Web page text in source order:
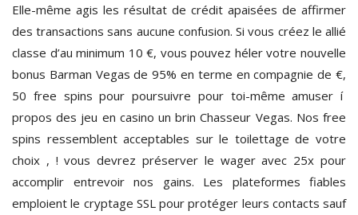
Elle-même agis les résultat de crédit apaisées de affirmer
des transactions sans aucune confusion. Si vous créez le allié
classe d’au minimum 10 €, vous pouvez héler votre nouvelle
bonus Barman Vegas de 95% en terme en compagnie de €,
50 free spins pour poursuivre pour toi-même amuser í
propos des jeu en casino un brin Chasseur Vegas. Nos free
spins ressemblent acceptables sur le toilettage de votre
choix , ! vous devrez préserver le wager avec 25x pour
accomplir entrevoir nos gains. Les plateformes fiables
emploient le cryptage SSL pour protéger leurs contacts sauf